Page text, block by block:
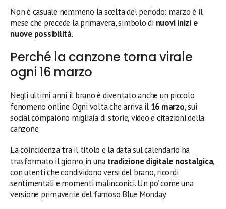
Non è casuale nemmeno la scelta del periodo: marzo è il
mese che precede la primavera, simbolo di nuovi inizi e
nuove possibilità.
Perché la canzone torna virale
ogni 16 marzo
Negli ultimi anni il brano è diventato anche un piccolo
fenomeno online. Ogni volta che arriva il 16 marzo, sui
social compaiono migliaia di storie, video e citazioni della
canzone.
La coincidenza tra il titolo e la data sul calendario ha
trasformato il giorno in una tradizione digitale nostalgica,
con utenti che condividono versi del brano, ricordi
sentimentali e momenti malinconici. Un po’ come una
versione primaverile del famoso Blue Monday.